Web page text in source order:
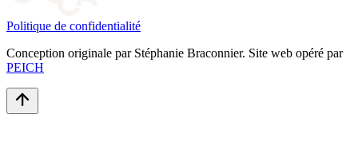
Politique de confidentialité
Conception originale par Stéphanie Braconnier. Site web opéré par
PEICH